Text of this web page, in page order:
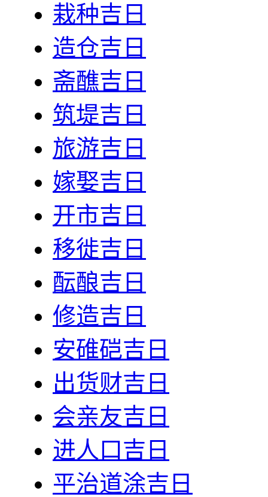
栽种吉日
造仓吉日
斋醮吉日
筑堤吉日
旅游吉日
嫁娶吉日
开市吉日
移徙吉日
酝酿吉日
修造吉日
安碓硙吉日
出货财吉日
会亲友吉日
进人口吉日
平治道涂吉日